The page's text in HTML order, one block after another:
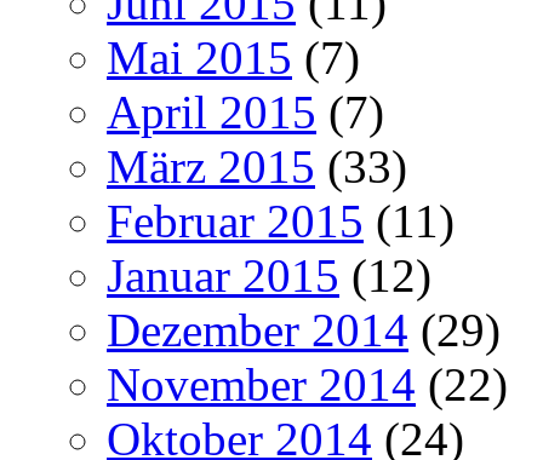
Mai 2015 (7)
April 2015 (7)
März 2015 (33)
Februar 2015 (11)
Januar 2015 (12)
Dezember 2014 (29)
November 2014 (22)
Oktober 2014 (24)